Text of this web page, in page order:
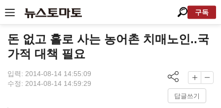
구독
돈 없고 홀로 사는 농어촌 치매노인..국
가적 대책 필요
입력: 2014-08-14 14:55:09
수정: 2014-08-14 14:59:29
답글쓰기